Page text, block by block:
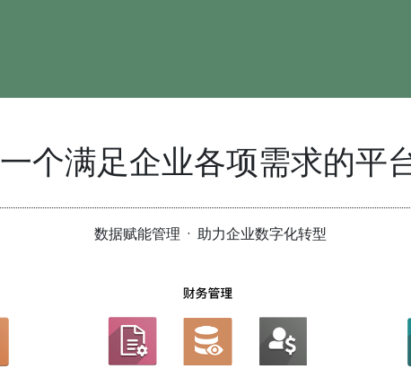
一个满足企业各项需求的平
数据赋能管理 · 助力企业数字化转型
gxj@goaedos.com